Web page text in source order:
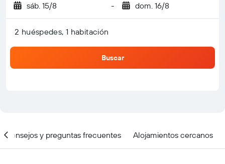
sáb. 15/8 - dom. 16/8
2 huéspedes, 1 habitación
Buscar
Consejos y preguntas frecuentes Alojamientos cercanos